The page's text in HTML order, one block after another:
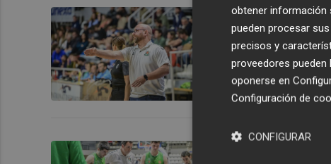
El Amics
despedida
El Amics
obtener información
pueden procesar
precisos y
proveedores
oponerse en
Configuración de
CONFIGURAR